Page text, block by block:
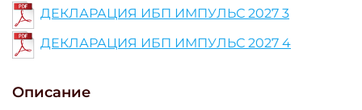
ДЕКЛАРАЦИЯ ИБП ИМПУЛЬС 2027 3
ДЕКЛАРАЦИЯ ИБП ИМПУЛЬС 2027 4
Описание